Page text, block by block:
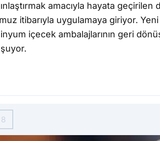
amacıyla hayata
itibarıyla uygulamaya giriyor.
içecek ambalajlarının geri
8